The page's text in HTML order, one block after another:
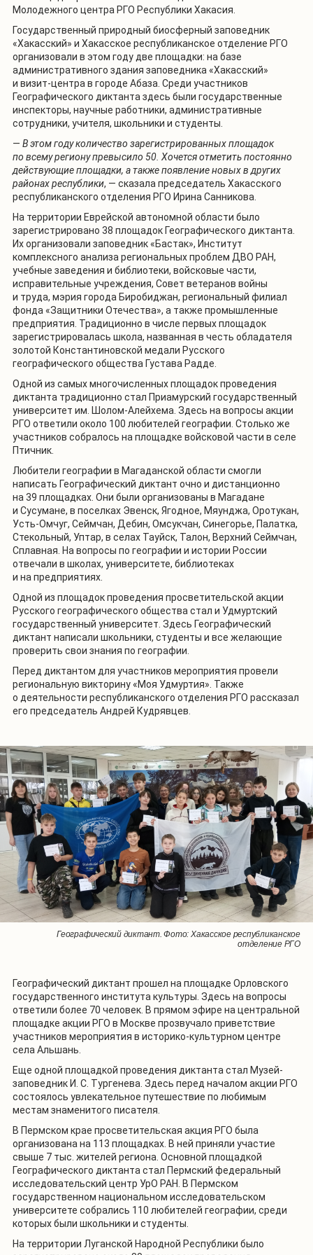
Молодежного центра РГО Республики Хакасия.
Государственный природный биосферный заповедник
«Хакасский» и Хакасское республиканское отделение РГО
организовали в этом году две площадки: на базе
административного здания заповедника «Хакасский»
и визит-центра в городе Абаза. Среди участников
Географического диктанта здесь были государственные
инспекторы, научные работники, административные
сотрудники, учителя, школьники и студенты.
— В этом году количество зарегистрированных площадок
по всему региону превысило 50. Хочется отметить постоянно
действующие площадки, а также появление новых в других
районах республики, — сказала председатель Хакасского
республиканского отделения РГО Ирина Санникова.
На территории Еврейской автономной области было
зарегистрировано 38 площадок Географического диктанта.
Их организовали заповедник «Бастак», Институт
комплексного анализа региональных проблем ДВО РАН,
учебные заведения и библиотеки, войсковые части,
исправительные учреждения, Совет ветеранов войны
и труда, мэрия города Биробиджан, региональный филиал
фонда «Защитники Отечества», а также промышленные
предприятия. Традиционно в числе первых площадок
зарегистрировалась школа, названная в честь обладателя
золотой Константиновской медали Русского
географического общества Густава Радде.
Одной из самых многочисленных площадок проведения
диктанта традиционно стал Приамурский государственный
университет им. Шолом-Алейхема. Здесь на вопросы акции
РГО ответили около 100 любителей географии. Столько же
участников собралось на площадке войсковой части в селе
Птичник.
Любители географии в Магаданской области смогли
написать Географический диктант очно и дистанционно
на 39 площадках. Они были организованы в Магадане
и Сусумане, в поселках Эвенск, Ягодное, Мяунджа, Оротукан,
Усть-Омчуг, Сеймчан, Дебин, Омсукчан, Синегорье, Палатка,
Стекольный, Уптар, в селах Тауйск, Талон, Верхний Сеймчан,
Сплавная. На вопросы по географии и истории России
отвечали в школах, университете, библиотеках
и на предприятиях.
Одной из площадок проведения просветительской акции
Русского географического общества стал и Удмуртский
государственный университет. Здесь Географический
диктант написали школьники, студенты и все желающие
проверить свои знания по географии.
Перед диктантом для участников мероприятия провели
региональную викторину «Моя Удмуртия». Также
о деятельности республиканского отделения РГО рассказал
его председатель Андрей Кудрявцев.
Географический диктант. Фото: Хакасское республиканское
отделение РГО
Географический диктант. Фото: Приморское краевое отделение РГО
Географический диктант. Фото: Приморское краевое отделение РГО
Географический диктант. Фото: Приморское краевое отделение РГО
Географический диктант. Фото: Отделение РГО в Еврейской
автономной области
Географический диктант. Фото: Магаданское областное отделение
РГО
Географический диктант. Фото: Удмуртское республиканское
отделение РГО
Географический диктант. Фото: Орловское областное отделение РГО
Географический диктант прошел на площадке Орловского
государственного института культуры. Здесь на вопросы
ответили более 70 человек. В прямом эфире на центральной
площадке акции РГО в Москве прозвучало приветствие
участников мероприятия в историко-культурном центре
села Альшань.
Еще одной площадкой проведения диктанта стал Музей-
заповедник И. С. Тургенева. Здесь перед началом акции РГО
состоялось увлекательное путешествие по любимым
местам знаменитого писателя.
В Пермском крае просветительская акция РГО была
организована на 113 площадках. В ней приняли участие
свыше 7 тыс. жителей региона. Основной площадкой
Географического диктанта стал Пермский федеральный
исследовательский центр УрО РАН. В Пермском
государственном национальном исследовательском
университете собрались 110 любителей географии, среди
которых были школьники и студенты.
На территории Луганской Народной Республики было